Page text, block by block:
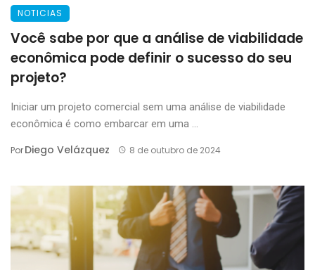
NOTICIAS
Você sabe por que a análise de viabilidade
econômica pode definir o sucesso do seu
projeto?
Iniciar um projeto comercial sem uma análise de viabilidade
econômica é como embarcar em uma ...
PorDiego Velázquez 8 de outubro de 2024